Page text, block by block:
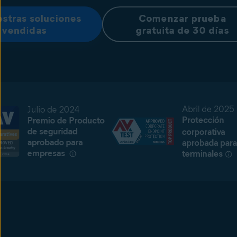
soluciones
vendidas
Comenzar prueba
gratuita de 30 días
Julio de 2024
Premio de Producto
de seguridad
aprobado para
empresas
Abril de 2025
Protección
corporativa
aprobada para
terminales